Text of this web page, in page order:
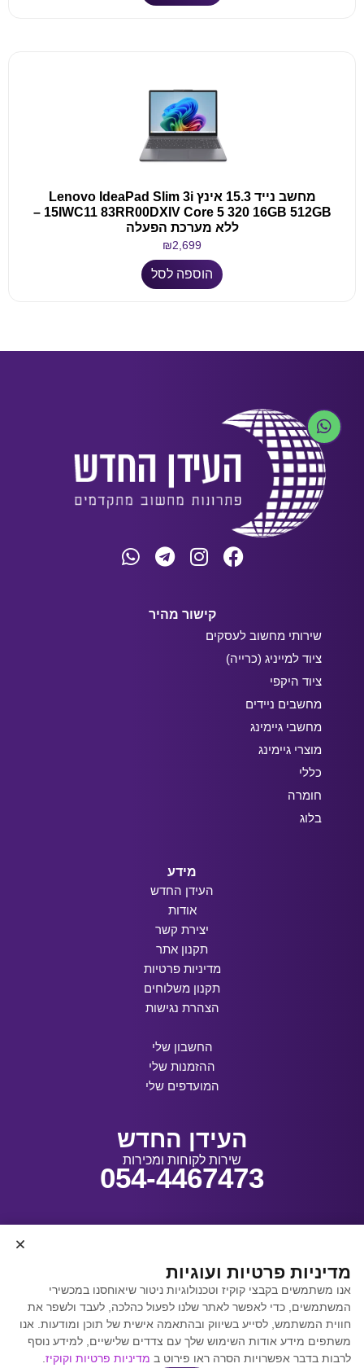
מחשב נייד 15.3 אינץ Lenovo IdeaPad Slim 3i
15IWC11 83RR00DXIV Core 5 320 16GB 512GB –
ללא מערכת הפעלה
₪2,699
הוספה לסל
קישור מהיר
שירותי מחשוב לעסקים
ציוד למייניג (כרייה)
ציוד היקפי
מחשבים ניידים
מחשבי גיימינג
מוצרי גיימינג
כללי
חומרה
בלוג
מידע
העידן החדש
אודות
יצירת קשר
תקנון אתר
מדיניות פרטיות
תקנון משלוחים
הצהרת נגישות
החשבון שלי
ההזמנות שלי
המועדפים שלי
העידן החדש
שירות לקוחות ומכירות
054-4467473
קידום אתרים באמצעות
Y.Y. Digital
מדיניות פרטיות ועוגיות
אנו משתמשים בקבצי קוקיז וטכנולוגיות ניטור שיאוחסנו במכשירי
המשתמשים, כדי לאפשר לאתר שלנו לפעול כהלכה, לעבד ולשפר את
חווית המשתמש, לסייע בשיווק ובהתאמה אישית של תוכן ומודעות. אנו
משתפים מידע אודות השימוש שלך עם צדדים שלישיים, למידע נוסף
לרבות בדבר אפשרויות הסרה ראו פירוט ב מדיניות פרטיות וקוקיז